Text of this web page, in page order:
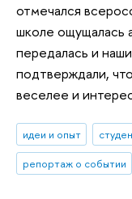
отмечался
школе ощущалась
передалась и
подтверждали,
веселее и
идеи и опыт
репортаж о событии